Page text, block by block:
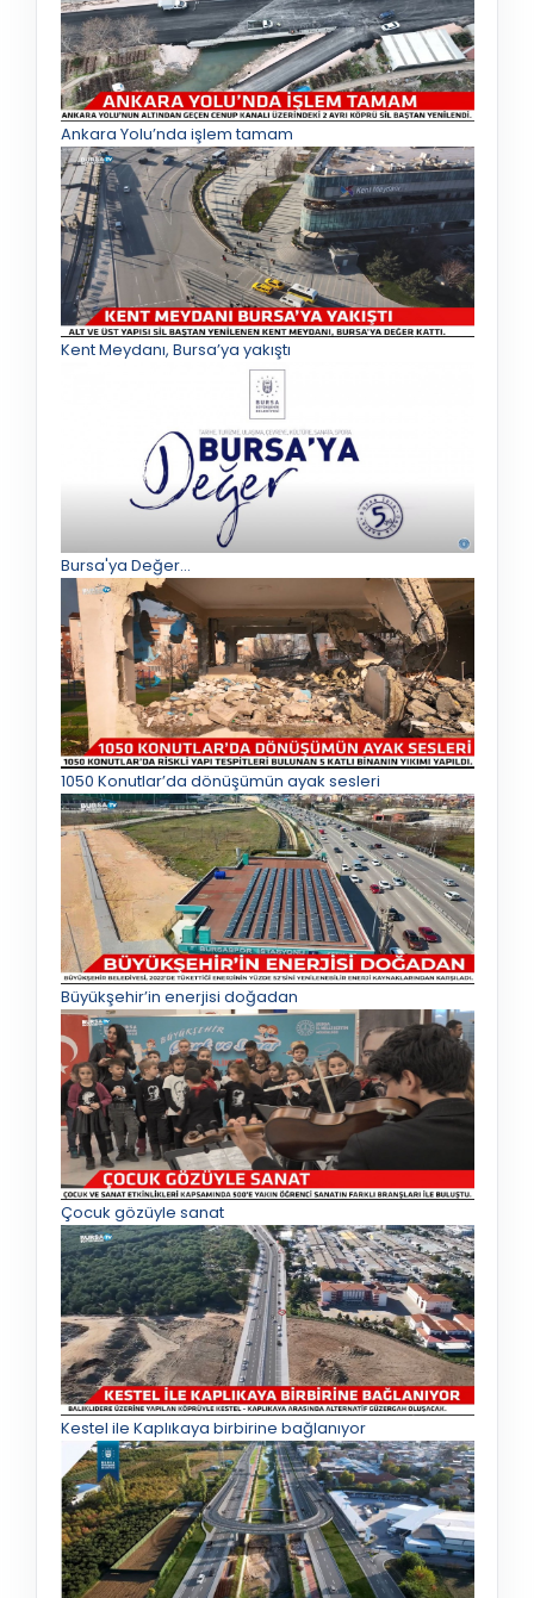
Ankara Yolu’nda işlem tamam
Kent Meydanı, Bursa’ya yakıştı
Bursa'ya Değer...
1050 Konutlar’da dönüşümün ayak sesleri
Büyükşehir’in enerjisi doğadan
Çocuk gözüyle sanat
Kestel ile Kaplıkaya birbirine bağlanıyor